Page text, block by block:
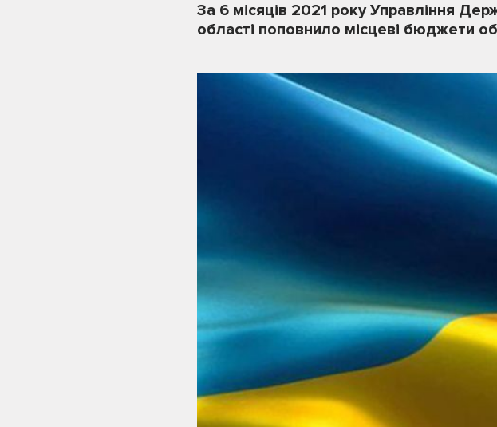
За 6 місяців 2021 року Управління
області поповнило місцеві бюджети